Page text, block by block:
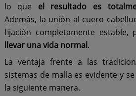
lo que el resultado es
Además, la unión al cuero
fijación completamente estable,
llevar una vida normal.
La ventaja frente a las
sistemas de malla es evidente y
la siguiente manera.